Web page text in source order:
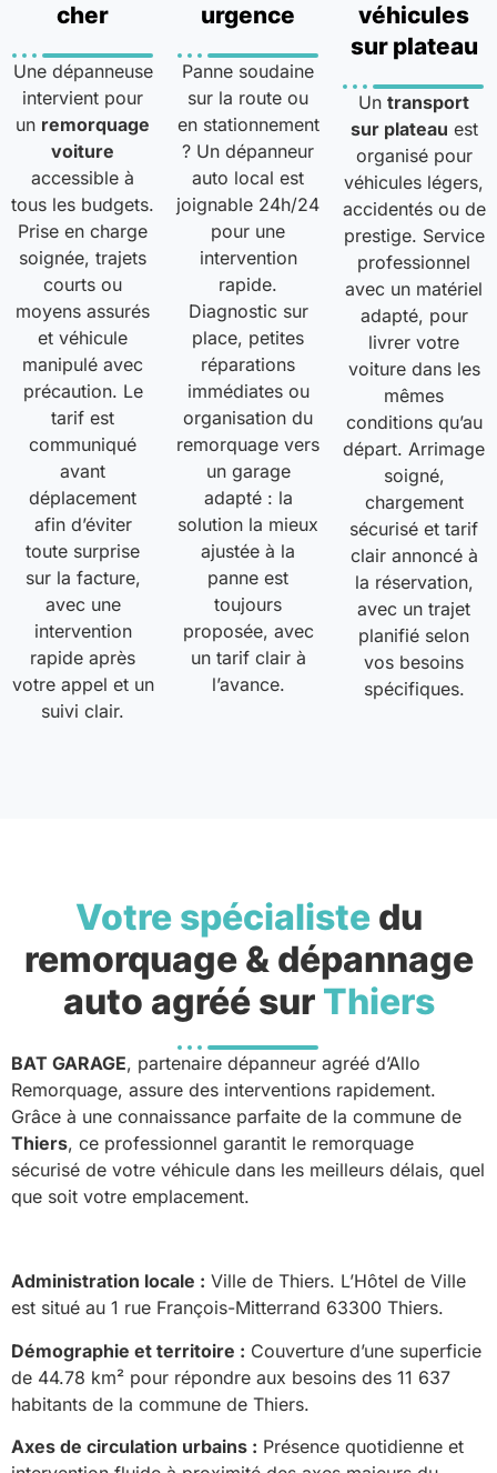
cher
Une dépanneuse
intervient pour
un remorquage
voiture
accessible à
tous les budgets.
Prise en charge
soignée, trajets
courts ou
moyens assurés
et véhicule
manipulé avec
précaution. Le
tarif est
communiqué
avant
déplacement
afin d’éviter
toute surprise
sur la facture,
avec une
intervention
rapide après
votre appel et un
suivi clair.
urgence
Panne soudaine
sur la route ou
en stationnement
? Un dépanneur
auto local est
joignable 24h/24
pour une
intervention
rapide.
Diagnostic sur
place, petites
réparations
immédiates ou
organisation du
remorquage vers
un garage
adapté : la
solution la mieux
ajustée à la
panne est
toujours
proposée, avec
un tarif clair à
l’avance.
véhicules
sur plateau
Untransport
sur plateau est
organisé pour
véhicules légers,
accidentés ou de
prestige. Service
professionnel
avec un matériel
adapté, pour
livrer votre
voiture dans les
mêmes
conditions qu’au
départ. Arrimage
soigné,
chargement
sécurisé et tarif
clair annoncé à
la réservation,
avec un trajet
planifié selon
vos besoins
spécifiques.
Votre spécialistedu
remorquage & dépannage
auto agréé sur Thiers
BAT GARAGE, partenaire dépanneur agréé d’Allo
Remorquage, assure des interventions rapidement.
Grâce à une connaissance parfaite de la commune de
Thiers, ce professionnel garantit le remorquage
sécurisé de votre véhicule dans les meilleurs délais, quel
que soit votre emplacement.
Administration locale : Ville de Thiers. L’Hôtel de Ville
est situé au 1 rue François-Mitterrand 63300 Thiers.
Démographie et territoire : Couverture d’une superficie
de 44.78 km² pour répondre aux besoins des 11 637
habitants de la commune de Thiers.
Axes de circulation urbains : Présence quotidienne et